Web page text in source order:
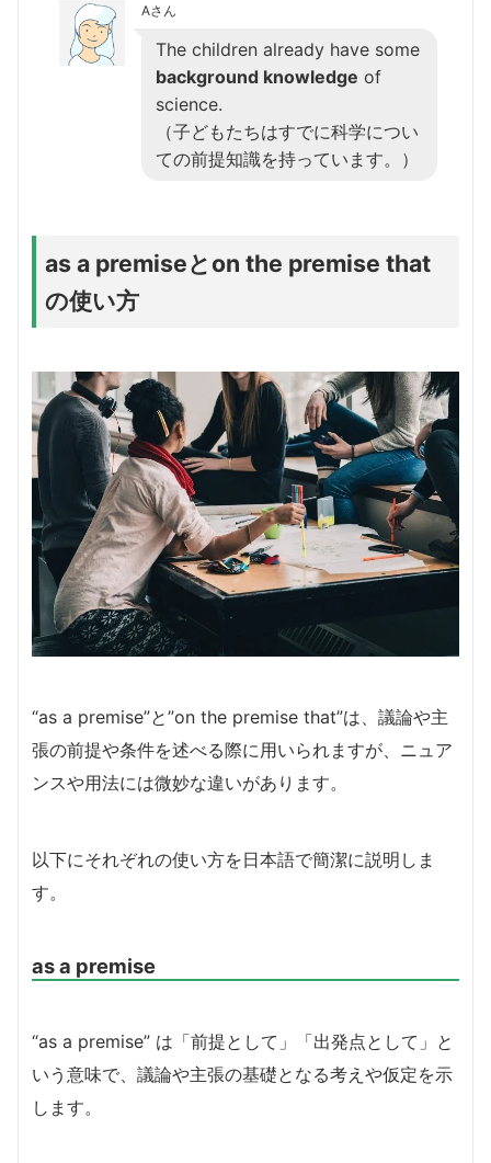
Aさん
The children already have some
background knowledge of
science.
（子どもたちはすでに科学につい
ての前提知識を持っています。）
as a premiseとon the premise that
の使い方
“as a premise”と”on the premise that”は、議論や主
張の前提や条件を述べる際に用いられますが、ニュア
ンスや用法には微妙な違いがあります。
以下にそれぞれの使い方を日本語で簡潔に説明しま
す。
as a premise
“as a premise” は「前提として」「出発点として」と
いう意味で、議論や主張の基礎となる考えや仮定を示
します。